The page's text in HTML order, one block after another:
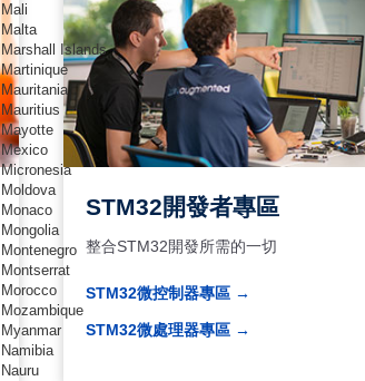
Mali
Malta
Marshall Islands
Martinique
Mauritania
Mauritius
Mayotte
Mexico
Micronesia
Moldova
Monaco
Mongolia
Montenegro
Montserrat
Morocco
Mozambique
Myanmar
Namibia
Nauru
STM32開發者專區
整合STM32開發所需的一切
STM32微控制器專區 →
STM32微處理器專區 →